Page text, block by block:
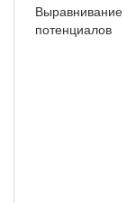
Выравнивание
потенциалов